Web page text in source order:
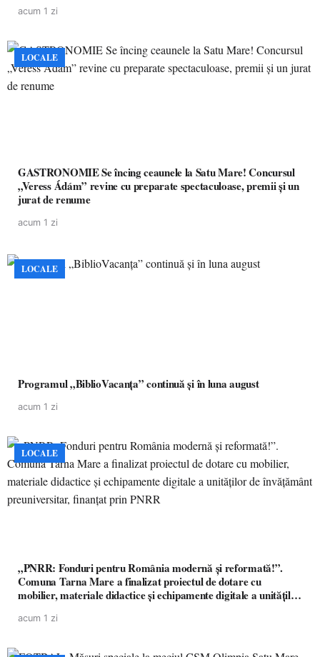
acum 1 zi
LOCALE
GASTRONOMIE Se încing ceaunele la Satu Mare! Concursul
„Veress Ádám” revine cu preparate spectaculoase, premii și un
jurat de renume
acum 1 zi
LOCALE
Programul „BiblioVacanța” continuă și în luna august
acum 1 zi
LOCALE
„PNRR: Fonduri pentru România modernă și reformată!”.
Comuna Tarna Mare a finalizat proiectul de dotare cu
mobilier, materiale didactice și echipamente digitale a unităților
acum 1 zi